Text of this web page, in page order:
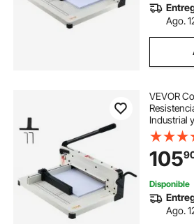
Ago.
VEVOR
Industrial
para
Hojas
para
105
Disponible
Ago.